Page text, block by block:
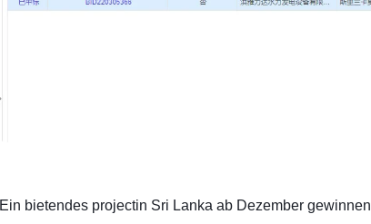
Ein bietendes projectin Sri Lanka ab Dezember gewinnen